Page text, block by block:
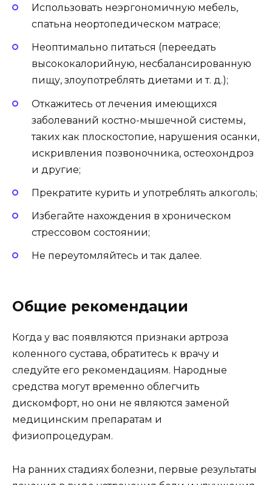
Использовать неэргономичную мебель,
спатьна неортопедическом матрасе;
Неоптимально питаться (переедать
высококалорийную, несбалансированную
пищу, злоупотреблять диетами и т. д.);
Откажитесь от лечения имеющихся
заболеваний костно-мышечной системы,
таких как плоскостопие, нарушения осанки,
искривления позвоночника, остеохондроз
и другие;
Прекратите курить и употреблять алкоголь;
Избегайте нахождения в хроническом
стрессовом состоянии;
Не переутомляйтесь и так далее.
Общие рекомендации
Когда у вас появляются признаки артроза
коленного сустава, обратитесь к врачу и
следуйте его рекомендациям. Народные
средства могут временно облегчить
дискомфорт, но они не являются заменой
медицинским препаратам и
физиопроцедурам.
На ранних стадиях болезни, первые результаты